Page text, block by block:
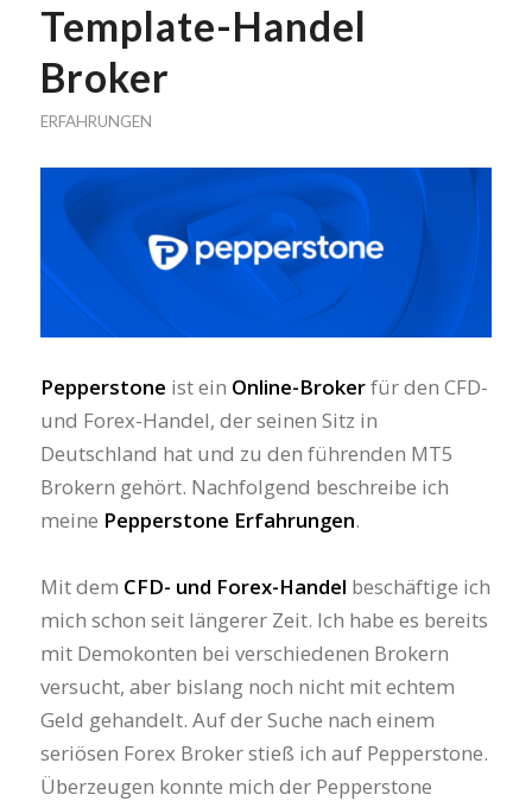
Template-Handel
Broker
ERFAHRUNGEN
Pepperstone ist ein Online-Brokerfür den CFD-
und Forex-Handel, der seinen Sitz in
Deutschland hat und zu den führenden MT5
Brokern gehört. Nachfolgend beschreibe ich
meine Pepperstone Erfahrungen.
Mit dem CFD- und Forex-Handel beschäftige ich
mich schon seit längerer Zeit. Ich habe es bereits
mit Demokonten bei verschiedenen Brokern
versucht, aber bislang noch nicht mit echtem
Geld gehandelt. Auf der Suche nach einem
seriösen Forex Broker stieß ich auf Pepperstone.
Überzeugen konnte mich der Pepperstone